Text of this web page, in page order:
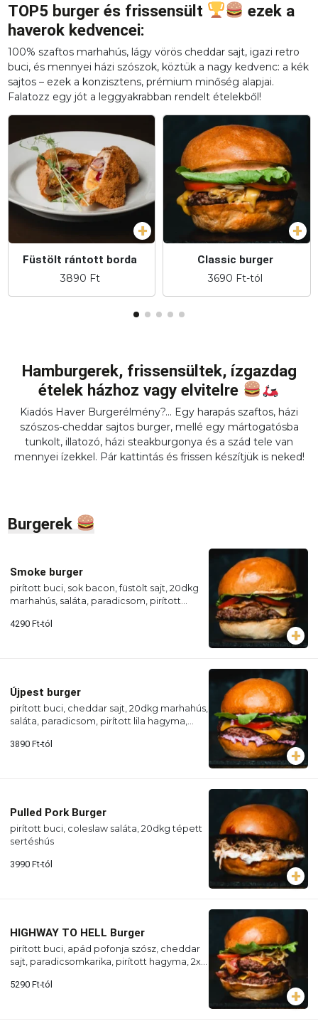
TOP5 burger és frissensült
ezek a
haverok kedvencei:
100% szaftos marhahús, lágy vörös cheddar sajt, igazi retro
buci, és mennyei házi szószok, köztük a nagy kedvenc: a kék
sajtos – ezek a konzisztens, prémium minőség alapjai.
Falatozz egy jót a leggyakrabban rendelt ételekből!
Füstölt rántott borda
3890 Ft
Classic burger
3690 Ft-tól
Hamburgerek, frissensültek, ízgazdag
ételek házhoz vagy elvitelre
Kiadós Haver Burgerélmény?... Egy harapás szaftos, házi
szószos-cheddar sajtos burger, mellé egy mártogatósba
tunkolt, illatozó, házi steakburgonya és a szád tele van
mennyei ízekkel. Pár kattintás és frissen készítjük is neked!
Burgerek
Smoke burger
pirított buci, sok bacon, füstölt sajt, 20dkg
marhahús, saláta, paradicsom, pirított
4290 Ft-tól
Újpest burger
pirított buci, cheddar sajt, 20dkg marhahús,
saláta, paradicsom, pirított lila hagyma,
3890 Ft-tól
Pulled Pork Burger
pirított buci, coleslaw saláta, 20dkg tépett
sertéshús
3990 Ft-tól
HIGHWAY TO HELL Burger
pirított buci, apád pofonja szósz, cheddar
sajt, paradicsomkarika, pirított hagyma, 2x
5290 Ft-tól